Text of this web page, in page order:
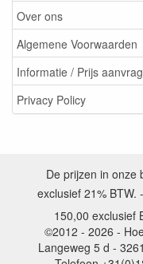
Over ons
Algemene Voorwaarden
Informatie / Prijs
Privacy Policy
De prijzen in onze
exclusief 21% BTW. -
150,00 exclusief
©2012 - 2026 -
Langeweg 5 d -